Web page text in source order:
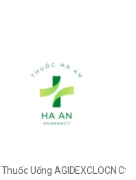
Agimexpharm - Nhà máy SX
Thuốc Uống AGIDEXCLOCN